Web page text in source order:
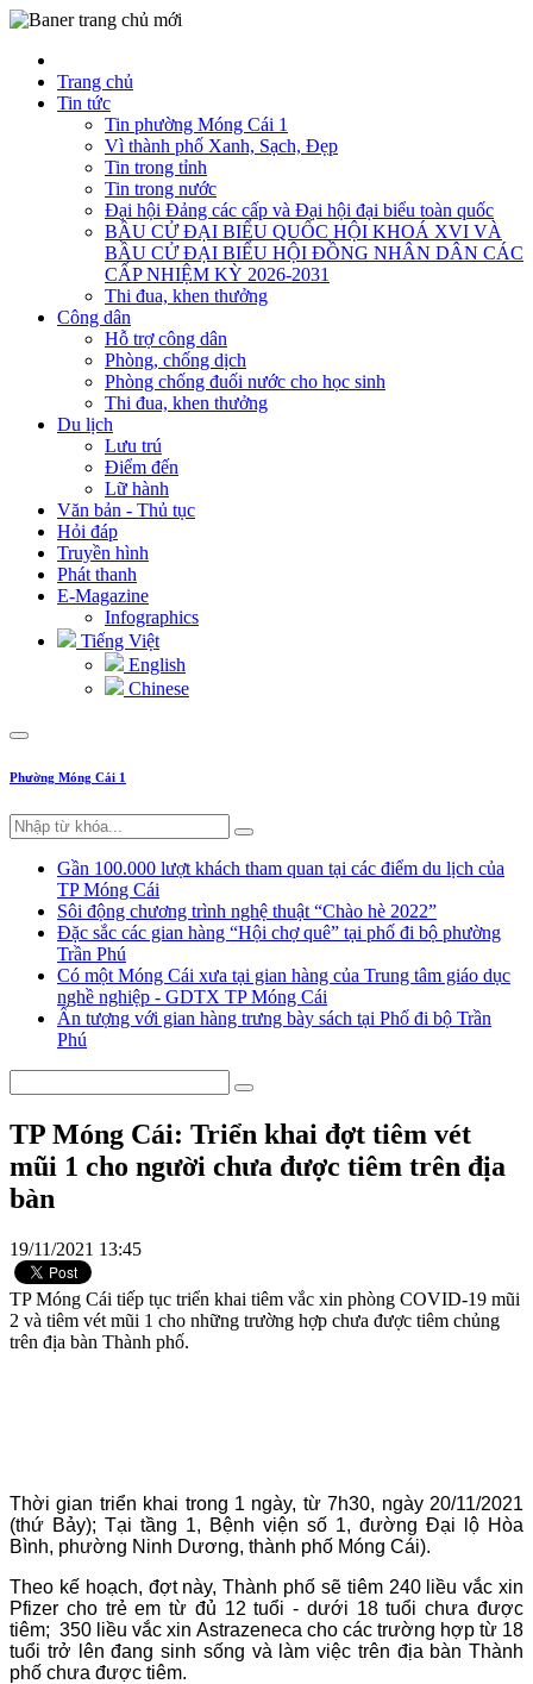
Trang chủ
Tin tức
Tin phường Móng Cái 1
Vì thành phố Xanh, Sạch, Đẹp
Tin trong tỉnh
Tin trong nước
Đại hội Đảng các cấp và Đại hội đại biểu toàn quốc
BẦU CỬ ĐẠI BIỂU QUỐC HỘI KHOÁ XVI VÀ
BẦU CỬ ĐẠI BIỂU HỘI ĐỒNG NHÂN DÂN CÁC
CẤP NHIỆM KỲ 2026-2031
Thi đua, khen thưởng
Công dân
Hỗ trợ công dân
Phòng, chống dịch
Phòng chống đuối nước cho học sinh
Thi đua, khen thưởng
Du lịch
Lưu trú
Điểm đến
Lữ hành
Văn bản - Thủ tục
Hỏi đáp
Truyền hình
Phát thanh
E-Magazine
Infographics
Tiếng Việt
English
Chinese
Phường Móng Cái 1
Gần 100.000 lượt khách tham quan tại các điểm du lịch của
TP Móng Cái
Sôi động chương trình nghệ thuật “Chào hè 2022”
Đặc sắc các gian hàng “Hội chợ quê” tại phố đi bộ phường
Trần Phú
Có một Móng Cái xưa tại gian hàng của Trung tâm giáo dục
nghề nghiệp - GDTX TP Móng Cái
Ấn tượng với gian hàng trưng bày sách tại Phố đi bộ Trần
Phú
TP Móng Cái: Triển khai đợt tiêm vét
mũi 1 cho người chưa được tiêm trên địa
bàn
19/11/2021 13:45
TP Móng Cái tiếp tục triển khai tiêm vắc xin phòng COVID-19 mũi
2 và tiêm vét mũi 1 cho những trường hợp chưa được tiêm chủng
trên địa bàn Thành phố.
Thời gian triển khai trong 1 ngày, từ 7h30, ngày 20/11/2021
(thứ Bảy); Tại tầng 1, Bệnh viện số 1, đường Đại lộ Hòa
Bình, phường Ninh Dương, thành phố Móng Cái).
Theo kế hoạch, đợt này, Thành phố sẽ tiêm 240 liều vắc xin
Pfizer cho trẻ em từ đủ 12 tuổi - dưới 18 tuổi chưa được
tiêm; 350 liều vắc xin Astrazeneca cho các trường hợp từ 18
tuổi trở lên đang sinh sống và làm việc trên địa bàn Thành
phố chưa được tiêm.